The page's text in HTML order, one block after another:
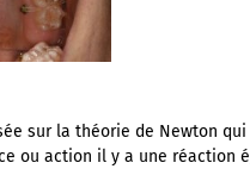
sur la théorie de Newton
ou action il y a une réaction